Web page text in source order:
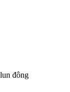
đông